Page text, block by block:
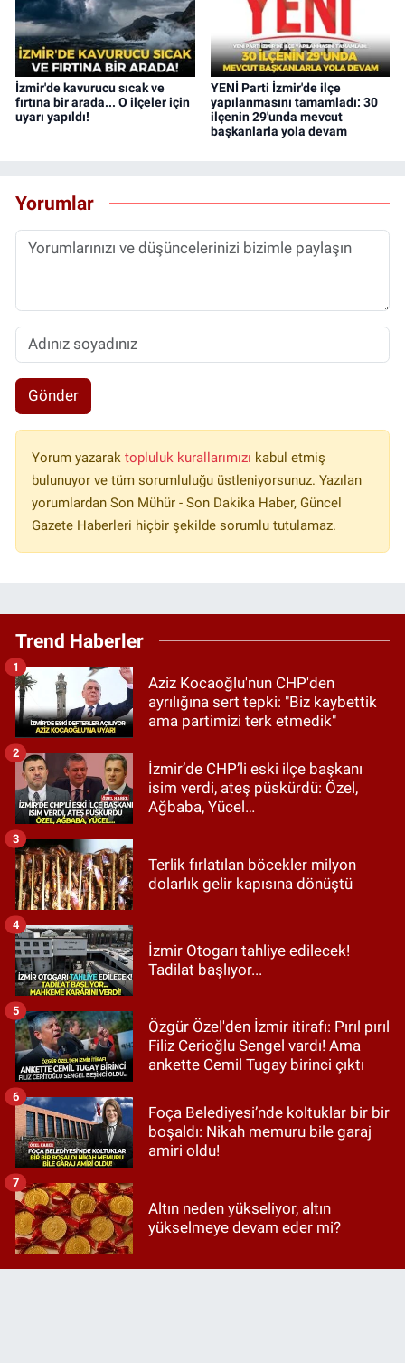
İzmir'de kavurucu sıcak ve
fırtına bir arada... O ilçeler için
uyarı yapıldı!
YENİ Parti İzmir'de ilçe
yapılanmasını tamamladı: 30
ilçenin 29'unda mevcut
başkanlarla yola devam
Yorumlar
Gönder
Yorum yazarak topluluk kurallarımızı kabul etmiş
bulunuyor ve tüm sorumluluğu üstleniyorsunuz. Yazılan
yorumlardan Son Mühür - Son Dakika Haber, Güncel
Gazete Haberleri hiçbir şekilde sorumlu tutulamaz.
Trend Haberler
Aziz Kocaoğlu'nun CHP'den
ayrılığına sert tepki: "Biz kaybettik
ama partimizi terk etmedik"
1
İzmir’de CHP’li eski ilçe başkanı
isim verdi, ateş püskürdü: Özel,
Ağbaba, Yücel…
2
Terlik fırlatılan böcekler milyon
dolarlık gelir kapısına dönüştü
3
İzmir Otogarı tahliye edilecek!
Tadilat başlıyor...
4
Özgür Özel'den İzmir itirafı: Pırıl pırıl
Filiz Cerioğlu Sengel vardı! Ama
ankette Cemil Tugay birinci çıktı
5
Foça Belediyesi’nde koltuklar bir bir
boşaldı: Nikah memuru bile garaj
amiri oldu!
6
Altın neden yükseliyor, altın
yükselmeye devam eder mi?
7